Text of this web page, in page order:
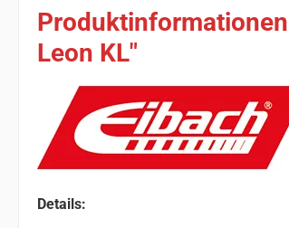
Leon KL"
Details: